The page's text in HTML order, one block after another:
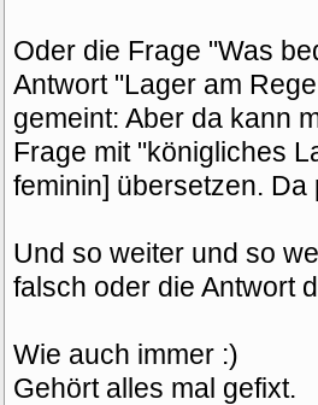
Oder die Frage "Was
Antwort "Lager am
gemeint: Aber da kann
Frage mit "königliches
feminin] übersetzen.
Und so weiter und so
falsch oder die Antwort
Wie auch immer :)
Gehört alles mal gefixt.